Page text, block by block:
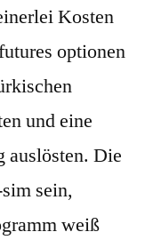
Kosten
optionen
und eine
auslösten. Die
sein,
weiß